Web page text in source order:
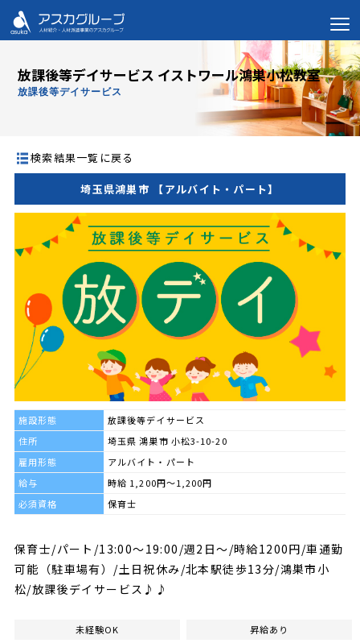
放課後等デイサービス イストワール鴻巣小松教室
放課後等デイサービス
検索結果一覧に戻る
埼玉県鴻巣市 【アルバイト・パート】
施設形態
放課後等デイサービス
住所
埼玉県 鴻巣市 小松3-10-20
雇用形態
アルバイト・パート
給与
時給 1,200円～1,200円
必須資格
保育士
保育士/パート/13:00～19:00/週2日～/時給1200円/車通勤
可能（駐車場有）/土日祝休み/北本駅徒歩13分/鴻巣市小
松/放課後デイサービス♪♪
未経験OK 昇給あり